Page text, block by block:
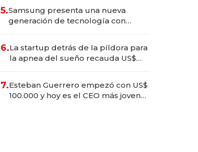
5.Samsung presenta una nueva
generación de tecnología con
6.La startup detrás de la píldora para
la apnea del sueño recauda US$
7.Esteban Guerrero empezó con US$
100.000 y hoy es el CEO más joven